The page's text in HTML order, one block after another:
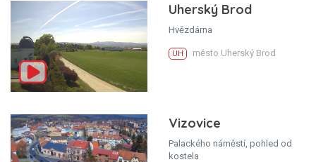
Uherský Brod
Hvězdárna
UH město Uherský Brod
Vizovice
Palackého náměstí, pohled od
kostela